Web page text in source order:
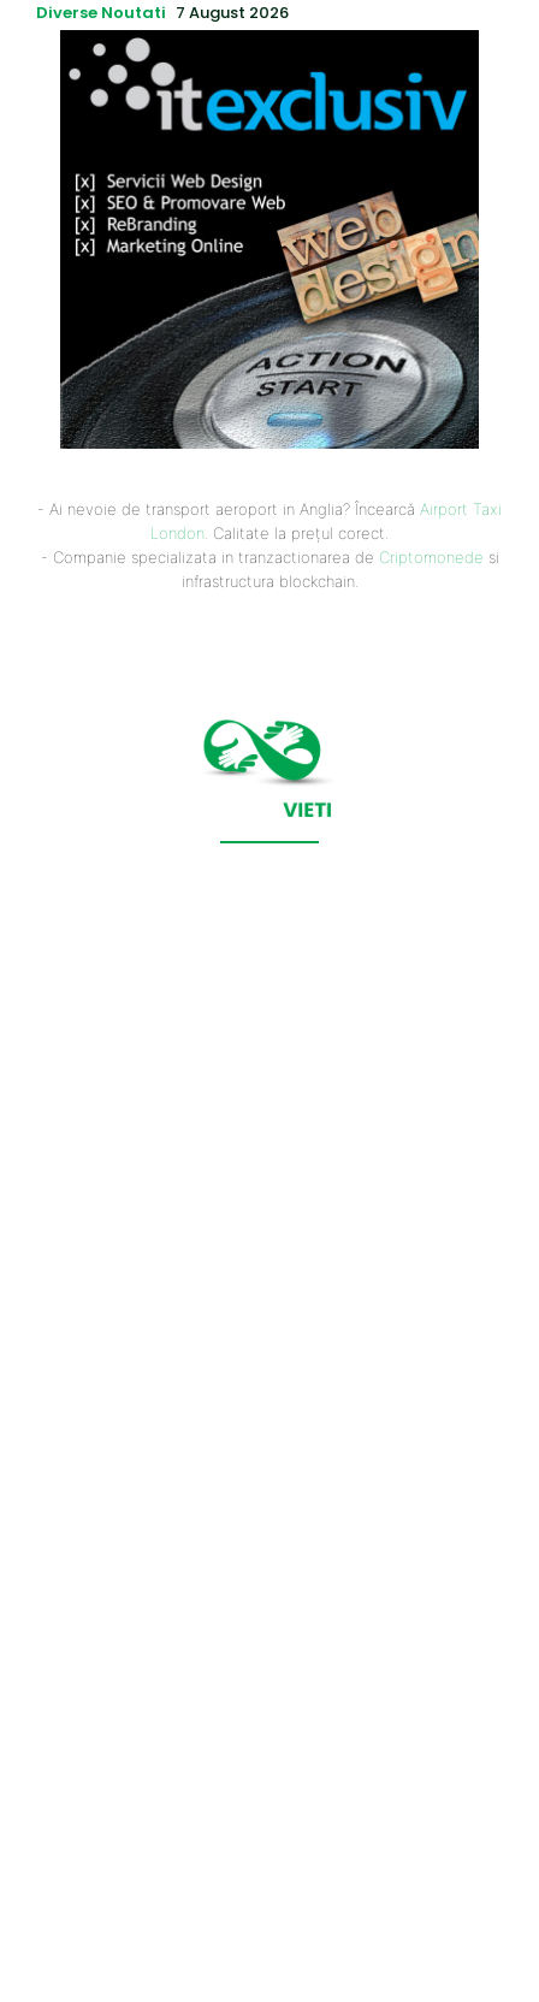
Diverse Noutati 7 August 2026
- Ai nevoie de transport aeroport in Anglia? Încearcă Airport Taxi
London. Calitate la prețul corect.
- Companie specializata in tranzactionarea de Criptomonede si
infrastructura blockchain.